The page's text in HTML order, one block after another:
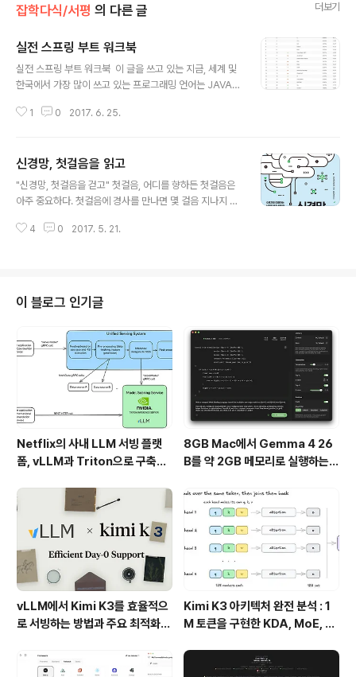
잡학다식/서평 의 다른 글 더보기
실전 스프링 부트 워크북
실전 스프링 부트 워크북 ​ 이 글을 쓰고 있는 지금, 세계 및
한국에서 가장 많이 쓰고 있는 프로그래밍 언어는 JAVA이
고 있으며 앞으로 에 JAVA에 대해서 걱정하고는 있지만 J
로 조심스레 예상해 본다면 JAVA라는 언어는 향후 몇 년
간 1위 자리를 지킬 것이라 예상하며 특히 국내에서는 더욱
긴 생명력을 가질 것이라 생각한다. 이와 같은 생각을 바탕
것은 충분한 가치가 있다고 생각하며 불행히도 저자의 예
1 0 2017. 6. 25.
신경망, 첫걸음을 읽고
"신경망, 첫걸음을 걷고" 첫걸음, 어디를 향하든 첫걸음은
아주 중요하다. 첫걸음에 경사를 만나면 몇 걸음 지나지 않
만다. 인공지능 세상으로 가는 첫걸음도 마찬가지이다. 인
상을 초월하기 때문이다. 그래서인지, 주변을 보면 유행을
따라 안갯속에 가려진 인공지능이라는 산을 등반하고자 하
는 많은 사람들이 몇 걸음 가지 않아 되돌아 서는 경우를 쉽
게 볼 수 있다. 정상으로 가는 수많은 길을 보며 어디로 가
야 할지 모를 뿐만 아니라 아무리 걸어도 높이를 가늠할 수
없을 정도로 높은 정상에 겁을 ..
4 0 2017. 5. 21.
이 블로그 인기글
Netflix의 사내 LLM 서빙 플랫
폼, vLLM과 Triton으로 구축한
8GB Mac에서 Gemma 4 26
B를 약 2GB 메모리로 실행하는 T
vLLM에서 Kimi K3를 효율적으
로 서빙하는 방법과 주요 최적화
Kimi K3 아키텍처 완전 분석 : 1
M 토큰을 구현한 KDA, MoE, Fl
핵심 기술